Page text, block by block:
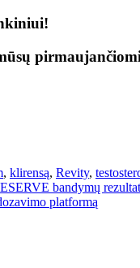
, klirensą, Revity,
bandymų
platformą